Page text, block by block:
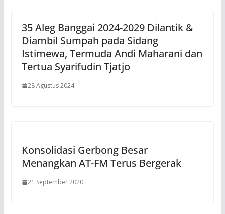
35 Aleg Banggai 2024-2029 Dilantik &
Diambil Sumpah pada Sidang
Istimewa, Termuda Andi Maharani dan
Tertua Syarifudin Tjatjo
28 Agustus 2024
Konsolidasi Gerbong Besar
Menangkan AT-FM Terus Bergerak
21 September 2020